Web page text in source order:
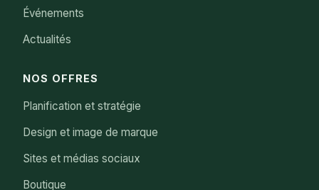
Événements
Actualités
NOS OFFRES
Planification et stratégie
Design et image de marque
Sites et médias sociaux
Boutique